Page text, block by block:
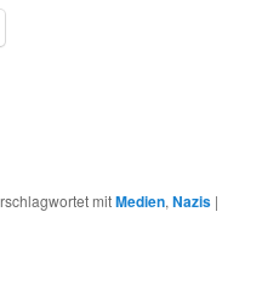
mitMedien,Nazis |